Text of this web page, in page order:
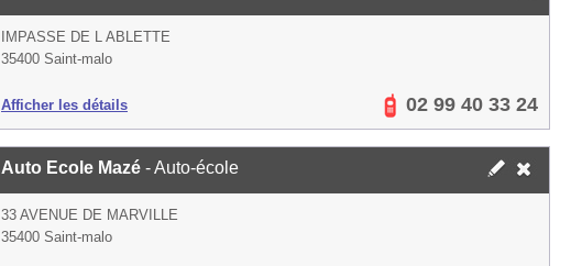
IMPASSE DE L ABLETTE
35400 Saint-malo
Afficher les détails 02 99 40 33 24
Auto Ecole Mazé - Auto-école
33 AVENUE DE MARVILLE
35400 Saint-malo